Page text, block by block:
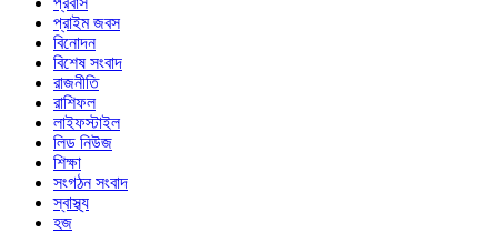
প্রাইম জবস
বিনোদন
বিশেষ সংবাদ
রাজনীতি
রাশিফল
লাইফস্টাইল
লিড নিউজ
শিক্ষা
সংগঠন সংবাদ
স্বাস্থ্য
হজ